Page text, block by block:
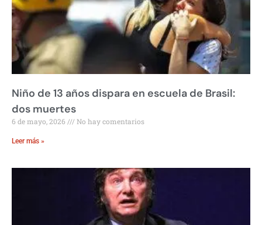
Niño de 13 años dispara en escuela de Brasil:
dos muertes
6 de mayo, 2026 No hay comentarios
Leer más »